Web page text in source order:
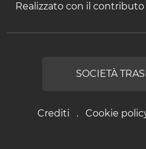
Realizzato con il
Crediti Cookie
SOCIETÀ